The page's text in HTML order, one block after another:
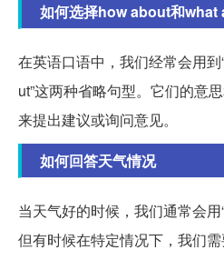
如何选择how about和what
在英语口语中，我们经常会用到
ut”这两种省略句型。它们的意
来提出建议或询问意见。
如何回答天气情况
当天气好的时候，我们通常会用
但有时候在特定情况下，我们